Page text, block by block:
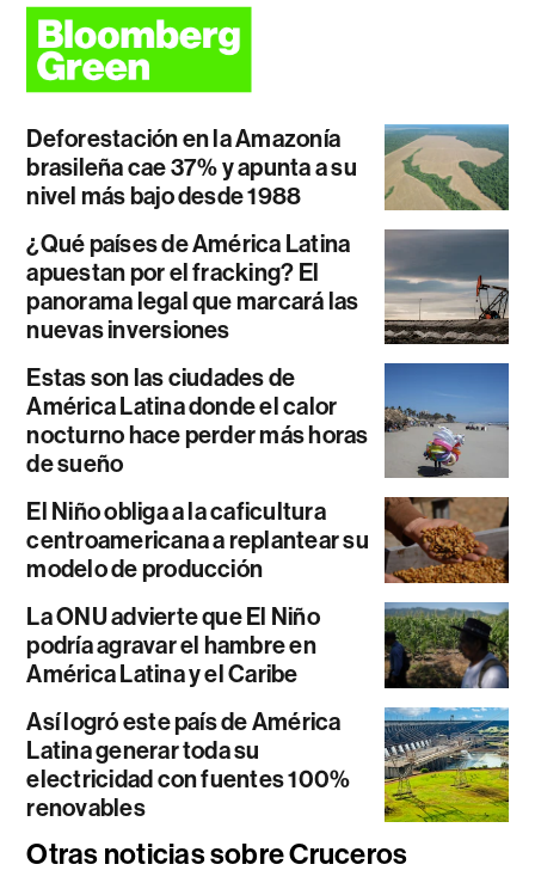
Deforestación en la Amazonía
brasileña cae 37% y apunta a su
nivel más bajo desde 1988
¿Qué países de América Latina
apuestan por el fracking? El
panorama legal que marcará las
nuevas inversiones
Estas son las ciudades de
América Latina donde el calor
nocturno hace perder más horas
de sueño
El Niño obliga a la caficultura
centroamericana a replantear su
modelo de producción
La ONU advierte que El Niño
podría agravar el hambre en
América Latina y el Caribe
Así logró este país de América
Latina generar toda su
electricidad con fuentes 100%
renovables
Otras noticias sobre Cruceros